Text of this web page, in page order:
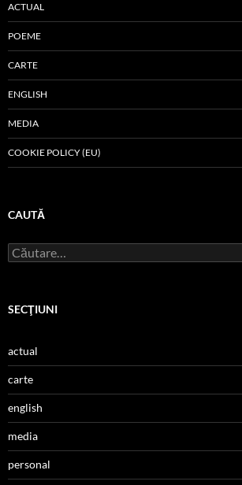
ACTUAL
POEME
CARTE
ENGLISH
MEDIA
COOKIE POLICY (EU)
CAUTĂ
Caută
după:
SECŢIUNI
actual
carte
english
media
personal